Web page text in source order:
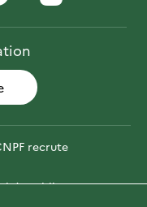
recrute
publics